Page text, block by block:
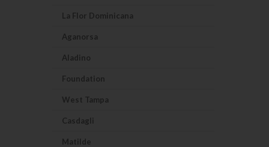
La Flor Dominicana
Aganorsa
Aladino
Foundation
West Tampa
Casdagli
Matilde